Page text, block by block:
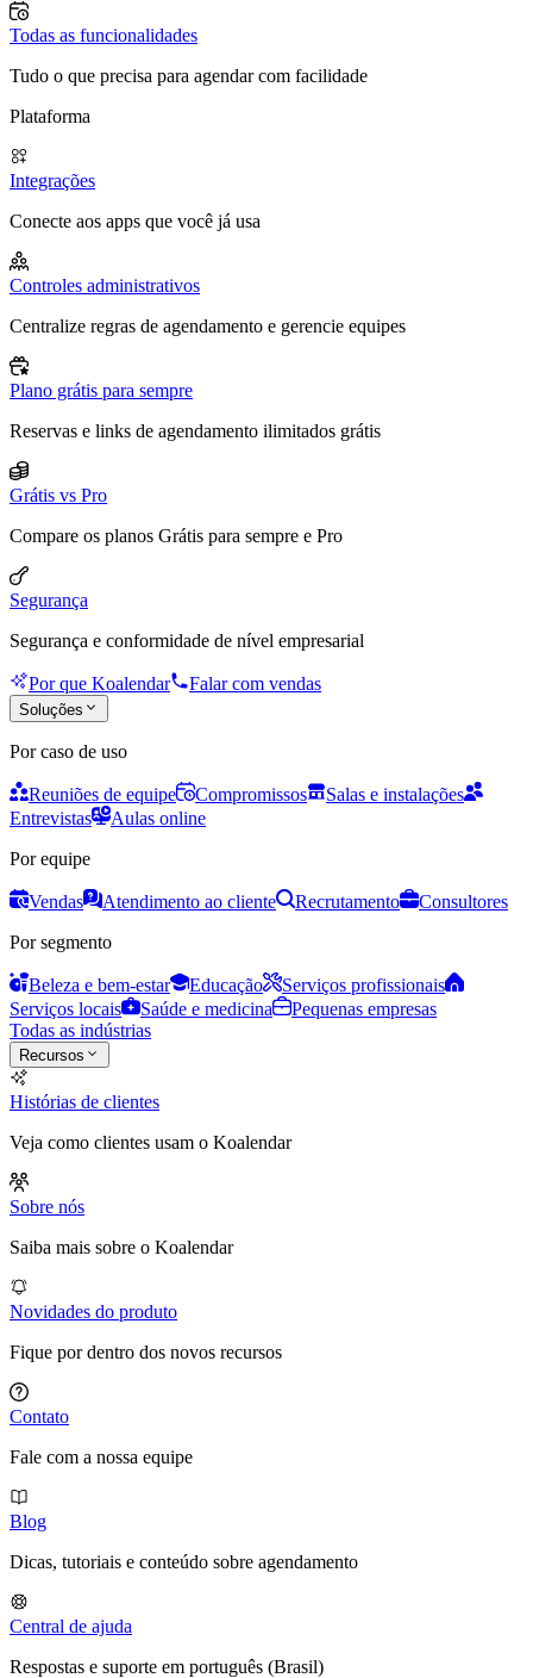
Todas as funcionalidades
Tudo o que precisa para agendar com facilidade
Plataforma
Integrações
Conecte aos apps que você já usa
Controles administrativos
Centralize regras de agendamento e gerencie equipes
Plano grátis para sempre
Reservas e links de agendamento ilimitados grátis
Grátis vs Pro
Compare os planos Grátis para sempre e Pro
Segurança
Segurança e conformidade de nível empresarial
Por que Koalendar Falar com vendas
Soluções
Por caso de uso
Reuniões de equipe Compromissos
Salas e instalações
Entrevistas
Aulas online
Por equipe
Vendas Atendimento ao cliente Recrutamento
Consultores
Por segmento
Beleza e bem-estar Educação
Serviços profissionais
Serviços locais
Saúde e medicina
Pequenas empresas
Todas as indústrias
Recursos
Histórias de clientes
Veja como clientes usam o Koalendar
Sobre nós
Saiba mais sobre o Koalendar
Novidades do produto
Fique por dentro dos novos recursos
Contato
Fale com a nossa equipe
Blog
Dicas, tutoriais e conteúdo sobre agendamento
Central de ajuda
Respostas e suporte em português (Brasil)